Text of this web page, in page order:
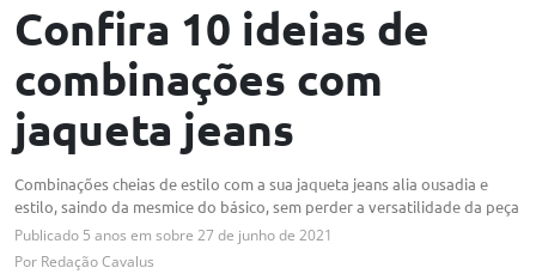
Confira 10 ideias de
combinações com
jaqueta jeans
Combinações cheias de estilo com a sua jaqueta jeans alia ousadia e
estilo, saindo da mesmice do básico, sem perder a versatilidade da peça
Publicado 5 anos em sobre 27 de junho de 2021
Por Redação Cavalus